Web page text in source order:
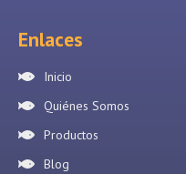
Enlaces
Inicio
Quiénes Somos
Productos
Blog